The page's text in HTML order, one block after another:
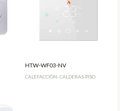
HTW-WF03-NV
CALEFACCIÓN- CALDERAS-PISO